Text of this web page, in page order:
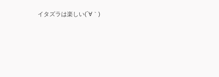
イタズラは楽しい(´∀｀)